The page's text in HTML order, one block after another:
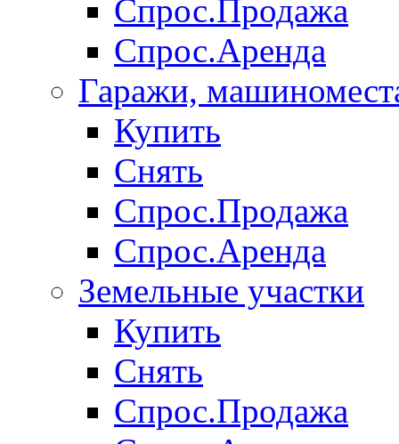
Спрос.Продажа
Спрос.Аренда
Гаражи,
Купить
Снять
Спрос.Продажа
Спрос.Аренда
Земельные участки
Купить
Снять
Спрос.Продажа